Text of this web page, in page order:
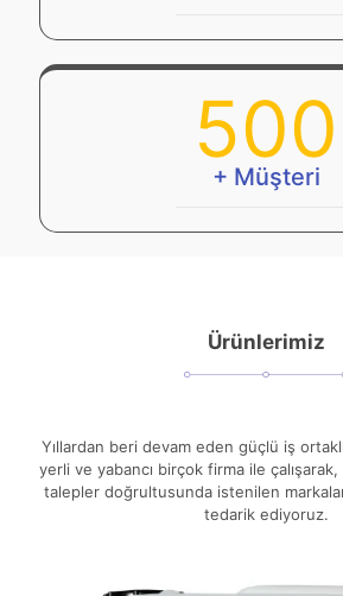
500
+ Müşteri
Ürünlerimiz
Yıllardan beri devam eden güçlü iş
yerli ve yabancı birçok firma ile
talepler doğrultusunda istenilen
tedarik ediyoruz.